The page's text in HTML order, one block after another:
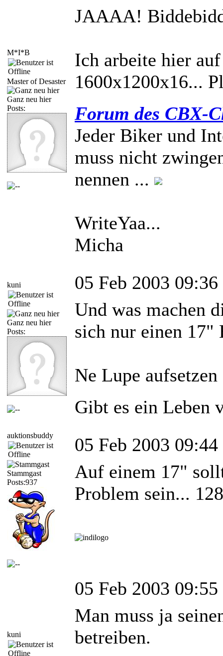
M*I*B
Master of Desaster
Ganz neu hier
Posts:
JAAAA!
Ich arbeite hier
1600x1200x16...
Forum des CBX-
Jeder Biker und
muss nicht
nennen ...
WriteYaa...
Micha
kuni
Ganz neu hier
Posts:
05 Feb 2003 09:36
Und was machen
sich nur einen 17"
Ne Lupe aufsetzen
Gibt es ein Leben
auktionsbuddy
Stammgast
Posts:937
05 Feb 2003 09:44
Auf einem 17"
Problem sein...
kuni
05 Feb 2003 09:55
Man muss ja
betreiben.